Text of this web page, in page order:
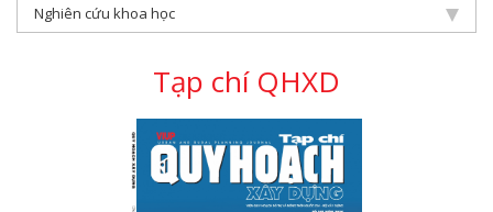
Nghiên cứu khoa học
Tạp chí QHXD